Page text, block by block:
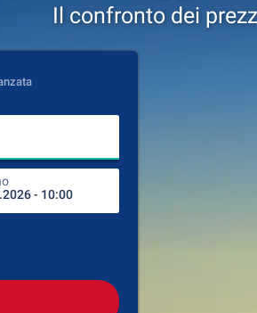
Il confronto dei